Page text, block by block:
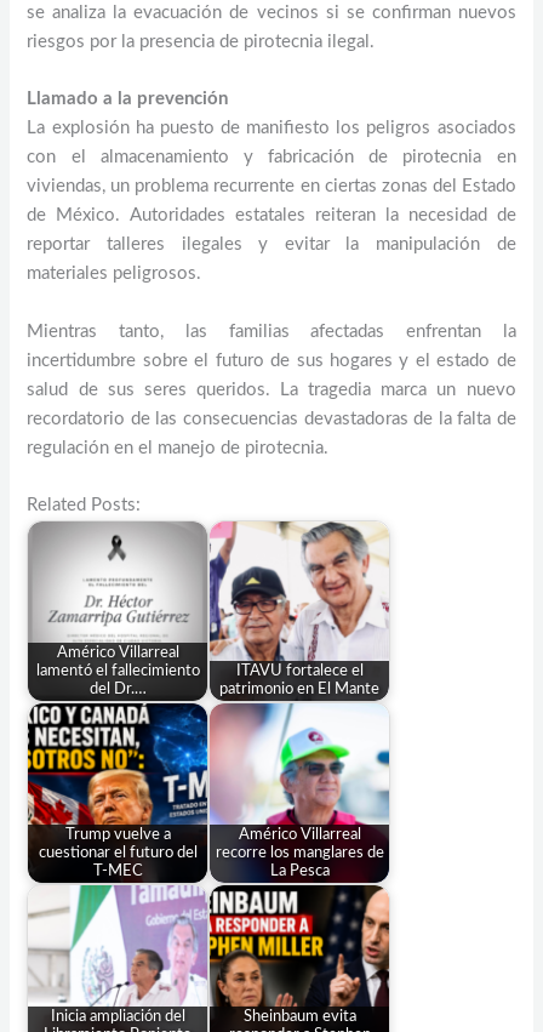
se analiza la evacuación de vecinos si se confirman nuevos
riesgos por la presencia de pirotecnia ilegal.
Llamado a la prevención
La explosión ha puesto de manifiesto los peligros asociados
con el almacenamiento y fabricación de pirotecnia en
viviendas, un problema recurrente en ciertas zonas del Estado
de México. Autoridades estatales reiteran la necesidad de
reportar talleres ilegales y evitar la manipulación de
materiales peligrosos.
Mientras tanto, las familias afectadas enfrentan la
incertidumbre sobre el futuro de sus hogares y el estado de
salud de sus seres queridos. La tragedia marca un nuevo
recordatorio de las consecuencias devastadoras de la falta de
regulación en el manejo de pirotecnia.
Related Posts:
Américo Villarreal
lamentó el fallecimiento
del Dr.…
ITAVU fortalece el
patrimonio en El Mante
Trump vuelve a
cuestionar el futuro del
T-MEC
Américo Villarreal
recorre los manglares de
La Pesca
Inicia ampliación del
Sheinbaum evita